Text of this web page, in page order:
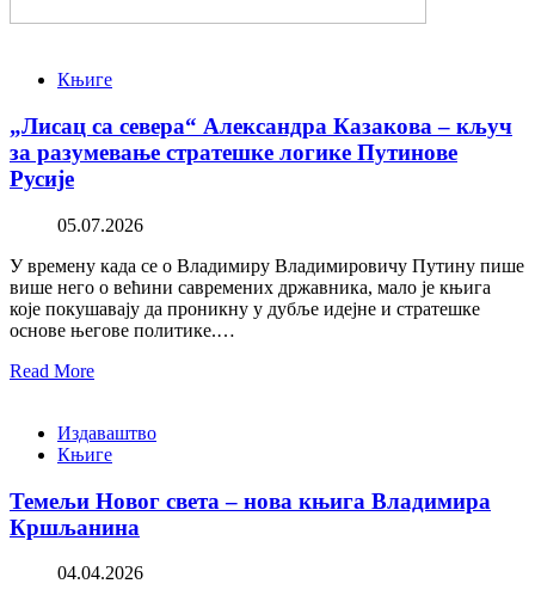
Књиге
„Лисац са севера“ Александра Казакова – кључ
за разумевање стратешке логике Путинове
Русије
05.07.2026
У времену када се о Владимиру Владимировичу Путину пише
више него о већини савремених државника, мало је књига
које покушавају да проникну у дубље идејне и стратешке
основе његове политике.…
Read More
Издаваштво
Књиге
Темељи Новог света – нова књига Владимира
Кршљанина
04.04.2026